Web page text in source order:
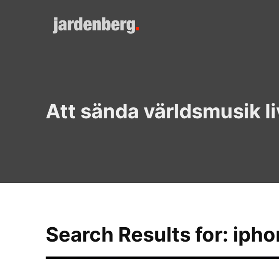
Att sända världsmusik
Search Results for: